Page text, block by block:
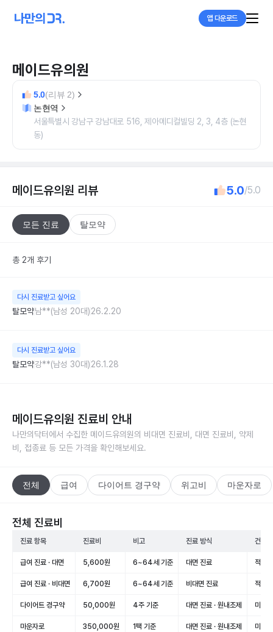
앱 다운로드
메이드유의원
5.0(리뷰 2)
논현역
서울특별시 강남구 강남대로 516, 제아메디컬빌딩 2, 3, 4층 (논현
동)
메이드유의원 리뷰 5.0/5.0
모든 진료 탈모약
총 2개 후기
다시 진료받고 싶어요
탈모약남**(남성 20대)26.2.20
다시 진료받고 싶어요
탈모약강**(남성 30대)26.1.28
메이드유의원 진료비 안내
나만의닥터에서 수집한 메이드유의원의 비대면 진료비, 대면 진료비, 약제
비, 접종료 등 모든 가격을 확인해보세요.
전체 급여 다이어트 경구약 위고비 마운자로
전체 진료비
진료 항목 진료비 비고 진료 방식 건강
급여 진료 · 대면 5,600원 6~64세 기준 대면 진료 적용(
급여 진료 · 비대면 6,700원 6~64세 기준 비대면 진료 적용(
다이어트 경구약 50,000원 4주 기준 대면 진료 · 원내조제 미적
마운자로 350,000원 1팩 기준 대면 진료 · 원내조제 미적